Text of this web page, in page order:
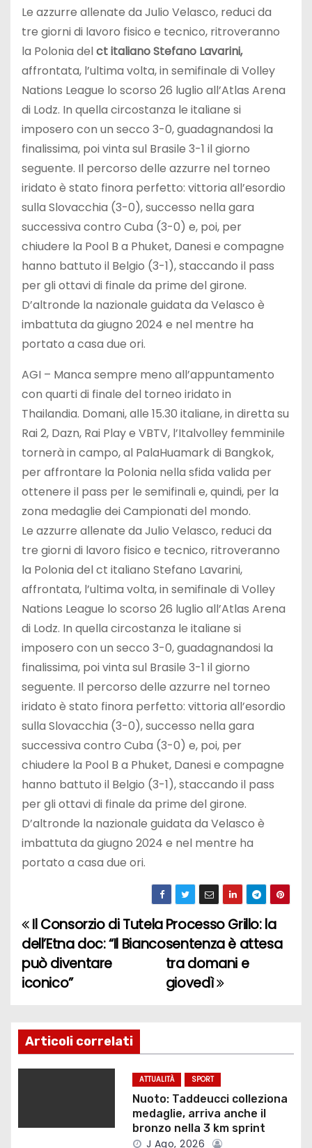
Le azzurre allenate da Julio Velasco, reduci da
tre giorni di lavoro fisico e tecnico, ritroveranno
la Polonia delct italiano Stefano Lavarini,
affrontata, l’ultima volta, in semifinale di Volley
Nations League lo scorso 26 luglio all’Atlas Arena
di Lodz. In quella circostanza le italiane si
imposero con un secco 3-0, guadagnandosi la
finalissima, poi vinta sul Brasile 3-1 il giorno
seguente. Il percorso delle azzurre nel torneo
iridato è stato finora perfetto: vittoria all’esordio
sulla Slovacchia (3-0), successo nella gara
successiva contro Cuba (3-0) e, poi, per
chiudere la Pool B a Phuket, Danesi e compagne
hanno battuto il Belgio (3-1), staccando il pass
per gli ottavi di finale da prime del girone.
D’altronde la nazionale guidata da Velasco è
imbattuta da giugno 2024 e nel mentre ha
portato a casa due ori.
AGI – Manca sempre meno all’appuntamento
con quarti di finale del torneo iridato in
Thailandia. Domani, alle 15.30 italiane, in diretta su
Rai 2, Dazn, Rai Play e VBTV, l’Italvolley femminile
tornerà in campo, al PalaHuamark di Bangkok,
per affrontare la Polonia nella sfida valida per
ottenere il pass per le semifinali e, quindi, per la
zona medaglie dei Campionati del mondo.
Le azzurre allenate da Julio Velasco, reduci da
tre giorni di lavoro fisico e tecnico, ritroveranno
la Polonia del ct italiano Stefano Lavarini,
affrontata, l’ultima volta, in semifinale di Volley
Nations League lo scorso 26 luglio all’Atlas Arena
di Lodz. In quella circostanza le italiane si
imposero con un secco 3-0, guadagnandosi la
finalissima, poi vinta sul Brasile 3-1 il giorno
seguente. Il percorso delle azzurre nel torneo
iridato è stato finora perfetto: vittoria all’esordio
sulla Slovacchia (3-0), successo nella gara
successiva contro Cuba (3-0) e, poi, per
chiudere la Pool B a Phuket, Danesi e compagne
hanno battuto il Belgio (3-1), staccando il pass
per gli ottavi di finale da prime del girone.
D’altronde la nazionale guidata da Velasco è
imbattuta da giugno 2024 e nel mentre ha
portato a casa due ori.
N
a
v
g
a
i
Processo Grillo: la
sentenza è attesa
tra domani e
giovedì
Il Consorzio di Tutela
dell’Etna doc: “Il Bianco
può diventare
iconico”
Articoli correlati
ATTUALITÀ SPORT
Nuoto: Taddeucci colleziona
medaglie, arriva anche il
bronzo nella 3 km sprint
J Ago, 2026